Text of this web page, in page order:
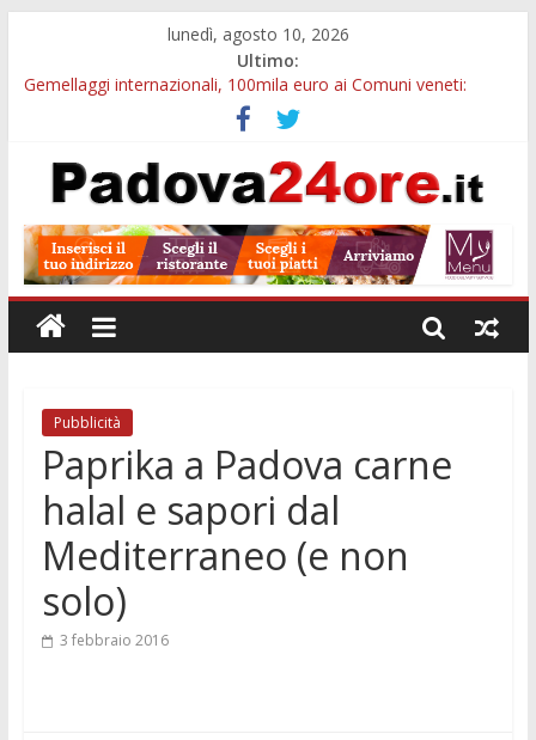
lunedì, agosto 10, 2026
Ultimo:
Gemellaggi internazionali, 100mila euro ai Comuni veneti:
domande entro il 7 settembre
Museo della Natura e dell’Uomo, il 21 agosto visita serale tra
200mila reperti storici
Palazzo Bo, dal 10 al 18 agosto cambia la visita: tour Gio Ponti
Notizie di Padova alle ore 23: borse Eni, musei gratuiti e
scadenze universitarie
Concorso Claudio Scimone, 14mila euro ai giovani musicisti:
candidature entro ottobre
Pubblicità
Paprika a Padova carne
halal e sapori dal
Mediterraneo (e non
solo)
3 febbraio 2016